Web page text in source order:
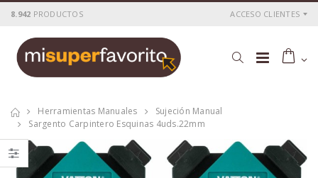
8.942 PRODUCTOS ACCESO CLIENTES
Herramientas Manuales
Sujeción Manual
Sargento Carpintero Esquinas 4uds.22mm